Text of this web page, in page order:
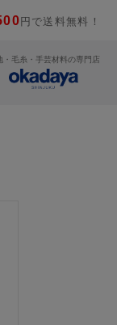
円で送料無料！
・毛糸・手芸材料の専門店